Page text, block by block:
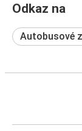
Odkaz na
Autobusové